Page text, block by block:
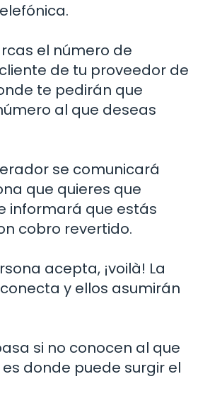
el número de
de tu proveedor de
te pedirán que
al que deseas
se comunicará
que quieres que
informará que estás
cobro revertido.
acepta, ¡voilà! La
y ellos asumirán
si no conocen al que
donde puede surgir el